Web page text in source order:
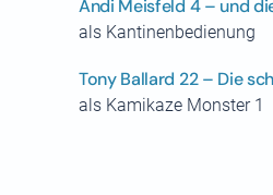
Andi Meisfeld 4 – und
als Kantinenbedienung
Tony Ballard 22 – Die
als Kamikaze Monster 1